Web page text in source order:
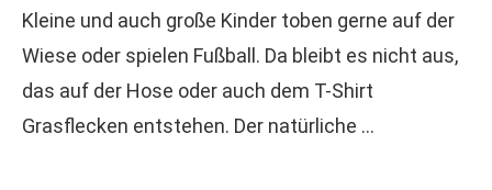
Kleine und auch große Kinder toben gerne auf der
Wiese oder spielen Fußball. Da bleibt es nicht aus,
das auf der Hose oder auch dem T-Shirt
Grasflecken entstehen. Der natürliche …